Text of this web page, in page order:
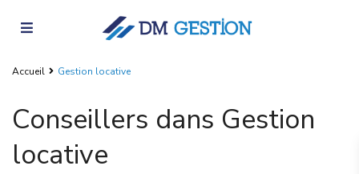
Accueil Gestion locative
Conseillers dans Gestion
locative